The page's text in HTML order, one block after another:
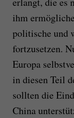
ihm
politische und
fortzusetzen.
Europa
in diesen Teil
sollten die
China